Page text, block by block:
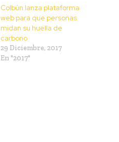
Colbún lanza plataforma
web para que personas
midan su huella de
carbono
29 Diciembre, 2017
En "2017"